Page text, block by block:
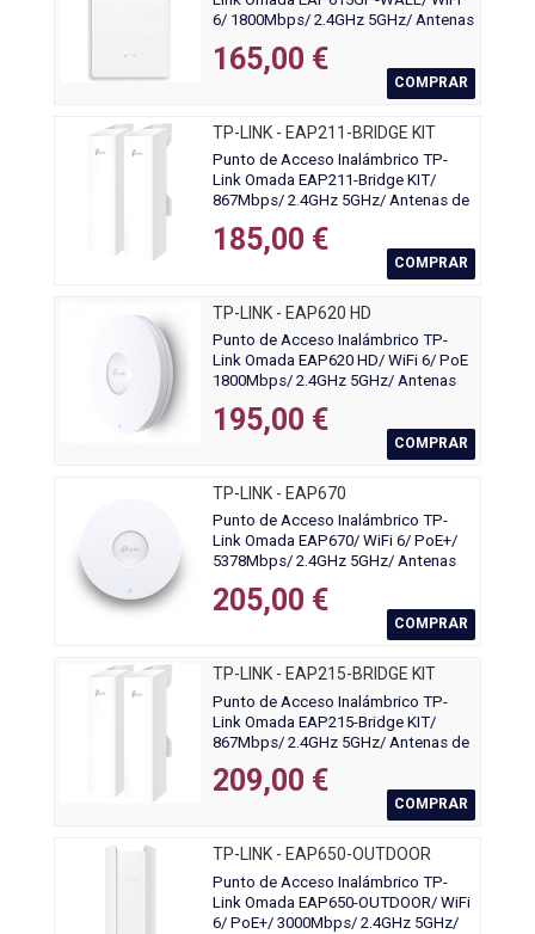
6/ 1800Mbps/ 2.4GHz 5GHz/ Antenas
165,00 €
COMPRAR
TP-LINK - EAP211-BRIDGE KIT
Punto de Acceso Inalámbrico TP-
Link Omada EAP211-Bridge KIT/
867Mbps/ 2.4GHz 5GHz/ Antenas de
185,00 €
COMPRAR
TP-LINK - EAP620 HD
Punto de Acceso Inalámbrico TP-
Link Omada EAP620 HD/ WiFi 6/ PoE
1800Mbps/ 2.4GHz 5GHz/ Antenas
195,00 €
COMPRAR
TP-LINK - EAP670
Punto de Acceso Inalámbrico TP-
Link Omada EAP670/ WiFi 6/ PoE+/
5378Mbps/ 2.4GHz 5GHz/ Antenas
205,00 €
COMPRAR
TP-LINK - EAP215-BRIDGE KIT
Punto de Acceso Inalámbrico TP-
Link Omada EAP215-Bridge KIT/
867Mbps/ 2.4GHz 5GHz/ Antenas de
209,00 €
COMPRAR
TP-LINK - EAP650-OUTDOOR
Punto de Acceso Inalámbrico TP-
Link Omada EAP650-OUTDOOR/ WiFi
6/ PoE+/ 3000Mbps/ 2.4GHz 5GHz/